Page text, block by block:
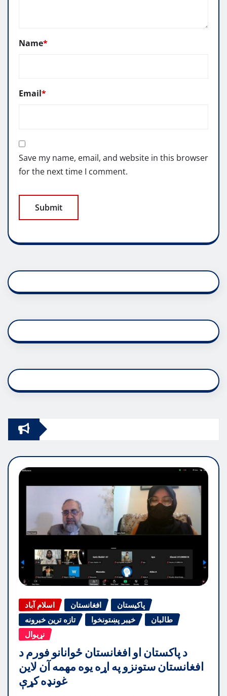
Name*
Email*
Save my name, email, and website in this browser
for the next time I comment.
اسلام آباد افغانستان
پاکیستان
تازه ترین خبرونه
خیبر پښتونخوا
طالبان
نړیوال
د پاکستان او افغانستان ځوانانو فورم د
افغانستان ستونزو په اړه یوه مهمه آن لاین
غونډه کړې